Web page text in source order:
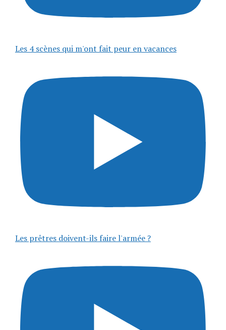
Les 4 scènes qui m'ont fait peur en vacances
Les prêtres doivent-ils faire l'armée ?